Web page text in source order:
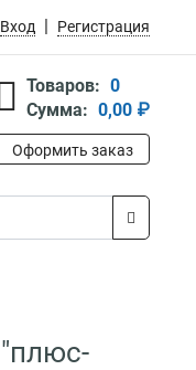
Вход Регистрация
Товаров: 0
Сумма: 0,00 ₽
Оформить заказ